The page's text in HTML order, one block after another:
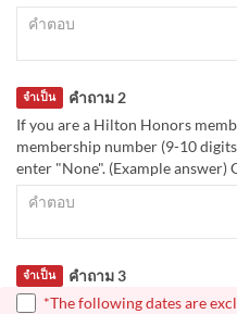
คำถาม 2
จำเป็น
If you are a Hilton Honors
membership number (9-10
enter "None". (Example answer)
คำถาม 3
จำเป็น
*The following dates are